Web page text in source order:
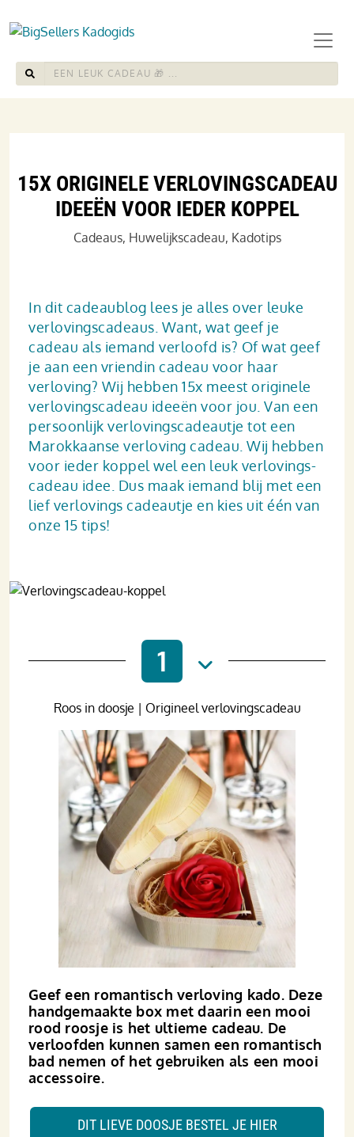
15X ORIGINELE VERLOVINGSCADEAU
IDEEËN VOOR IEDER KOPPEL
Cadeaus, Huwelijkscadeau, Kadotips
In dit cadeaublog lees je alles over leuke
verlovingscadeaus. Want, wat geef je
cadeau als iemand verloofd is? Of wat geef
je aan een vriendin cadeau voor haar
verloving? Wij hebben 15x meest originele
verlovingscadeau ideeën voor jou. Van een
persoonlijk verlovings­cadeautje tot een
Marokkaanse verloving cadeau. Wij hebben
voor ieder koppel wel een leuk verlovings­
cadeau idee. Dus maak iemand blij met een
lief verlovings cadeautje en kies uit één van
onze 15 tips!
1
Geef een romantisch verloving kado. Deze
handgemaakte box met daarin een mooi
rood roosje is het ultieme cadeau. De
verloofden kunnen samen een romantisch
bad nemen of het gebruiken als een mooi
accessoire.
Roos in doosje | Origineel verlovingscadeau
DIT LIEVE DOOSJE BESTEL JE HIER